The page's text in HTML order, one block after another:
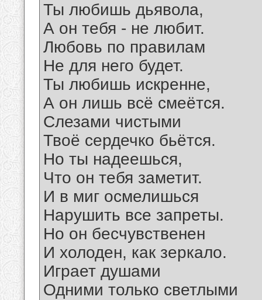
Ты любишь дьявола,
А он тебя - не любит.
Любовь по правилам
Не для него будет.
Ты любишь искренне,
А он лишь всё смеётся.
Слезами чистыми
Твоё сердечко бьётся.
Но ты надеешься,
Что он тебя заметит.
И в миг осмелишься
Нарушить все запреты.
Но он бесчувственен
И холоден, как зеркало.
Играет душами
Одними только светлыми